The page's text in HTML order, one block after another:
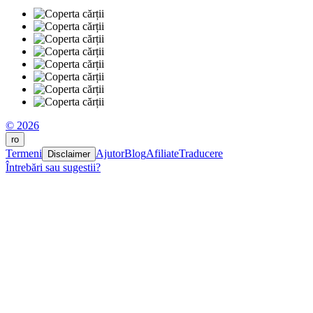
© 2026
ro
Termeni Disclaimer AjutorBlogAfiliateTraducere
Întrebări sau sugestii?